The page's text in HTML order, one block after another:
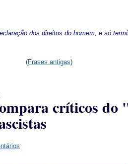
dos direitos do homem, e só
(Frases antigas)
críticos do